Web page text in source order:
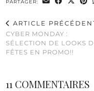
PARTAGER:
ARTICLE
CYBER MONDAY :
SÉLECTION DE LOOKS
FÊTES EN PROMO!!
11 COMMENTAIRES